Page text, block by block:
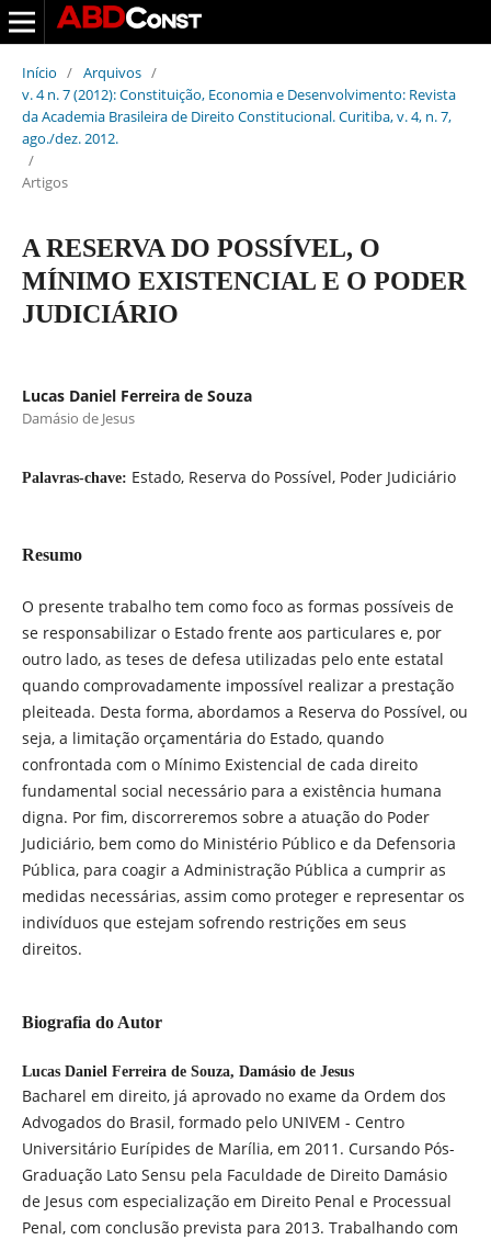
Início / Arquivos /
v. 4 n. 7 (2012): Constituição, Economia e Desenvolvimento: Revista
da Academia Brasileira de Direito Constitucional. Curitiba, v. 4, n. 7,
ago./dez. 2012.
/
Artigos
A RESERVA DO POSSÍVEL, O
MÍNIMO EXISTENCIAL E O PODER
JUDICIÁRIO
Lucas Daniel Ferreira de Souza
Damásio de Jesus
Palavras-chave: Estado, Reserva do Possível, Poder Judiciário
Resumo
O presente trabalho tem como foco as formas possíveis de
se responsabilizar o Estado frente aos particulares e, por
outro lado, as teses de defesa utilizadas pelo ente estatal
quando comprovadamente impossível realizar a prestação
pleiteada. Desta forma, abordamos a Reserva do Possível, ou
seja, a limitação orçamentária do Estado, quando
confrontada com o Mínimo Existencial de cada direito
fundamental social necessário para a existência humana
digna. Por fim, discorreremos sobre a atuação do Poder
Judiciário, bem como do Ministério Público e da Defensoria
Pública, para coagir a Administração Pública a cumprir as
medidas necessárias, assim como proteger e representar os
indivíduos que estejam sofrendo restrições em seus
direitos.
Biografia do Autor
Lucas Daniel Ferreira de Souza, Damásio de Jesus
Bacharel em direito, já aprovado no exame da Ordem dos
Advogados do Brasil, formado pelo UNIVEM - Centro
Universitário Eurípides de Marília, em 2011. Cursando Pós-
Graduação Lato Sensu pela Faculdade de Direito Damásio
de Jesus com especialização em Direito Penal e Processual
Penal, com conclusão prevista para 2013. Trabalhando com